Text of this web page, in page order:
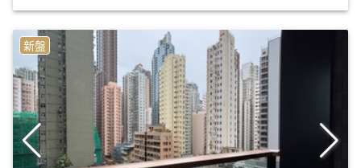
新盤